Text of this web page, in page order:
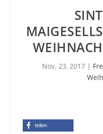
Nov. 23, 2017 |
teilen